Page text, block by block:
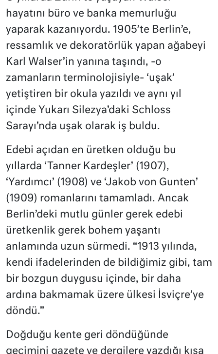
hayatını büro ve banka memurluğu
yaparak kazanıyordu. 1905’te Berlin’e,
ressamlık ve dekoratörlük yapan ağabeyi
Karl Walser’in yanına taşındı, -o
zamanların terminolojisiyle- ‘uşak’
yetiştiren bir okula yazıldı ve aynı yıl
içinde Yukarı Silezya’daki Schloss
Sarayı’nda uşak olarak iş buldu.
Edebi açıdan en üretken olduğu bu
yıllarda ‘Tanner Kardeşler’ (1907),
‘Yardımcı’ (1908) ve ‘Jakob von Gunten’
(1909) romanlarını tamamladı. Ancak
Berlin’deki mutlu günler gerek edebi
üretkenlik gerek bohem yaşantı
anlamında uzun sürmedi. “1913 yılında,
kendi ifadelerinden de bildiğimiz gibi, tam
bir bozgun duygusu içinde, bir daha
ardına bakmamak üzere ülkesi İsviçre’ye
döndü.”
Doğduğu kente geri döndüğünde
geçimini gazete ve dergilere yazdığı kısa